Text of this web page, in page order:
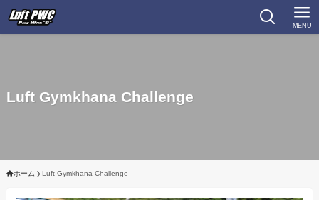
MENU
Luft Gymkhana Challenge
ホーム Luft Gymkhana Challenge